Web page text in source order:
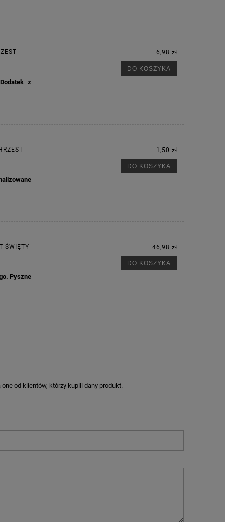
z
6,98 zł
DO KOSZYKA
1,50 zł
DO KOSZYKA
ŚWIĘTY
Pyszne
46,98 zł
DO KOSZYKA
od klientów, którzy kupili dany produkt.